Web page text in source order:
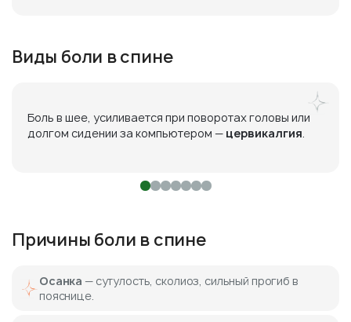
Виды боли в спине
Боль в шее, усиливается при поворотах головы или
долгом сидении за компьютером — цервикалгия.
Причины боли в спине
Осанка — сутулость, сколиоз, сильный прогиб в
пояснице.